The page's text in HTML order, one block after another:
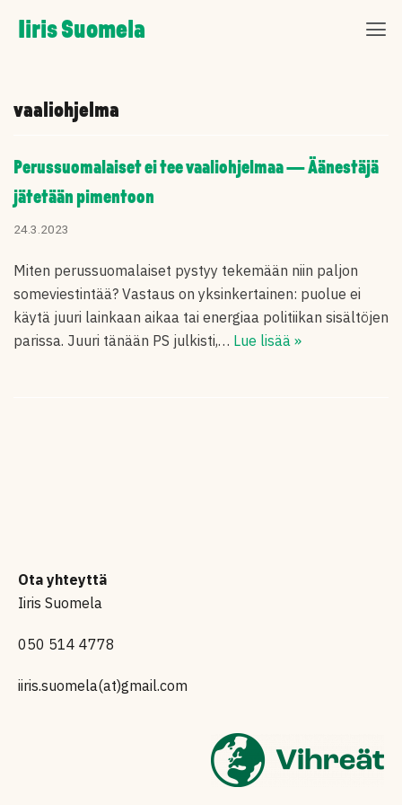
Skip
to
Iiris Suomela
vaaliohjelma
Perussuomalaiset ei tee vaaliohjelmaa — Äänestäjä
jätetään pimentoon
24.3.2023
Miten perussuomalaiset pystyy tekemään niin paljon
someviestintää? Vastaus on yksinkertainen: puolue ei
käytä juuri lainkaan aikaa tai energiaa politiikan sisältöjen
parissa. Juuri tänään PS julkisti,… Lue lisää »
Ota yhteyttä
Iiris Suomela
050 514 4778
iiris.suomela(at)gmail.com